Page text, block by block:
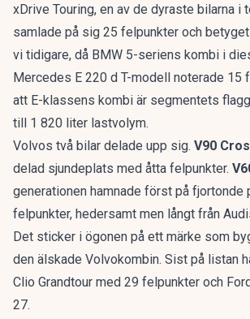
xDrive Touring, en av de dyraste bilarna i
samlade på sig 25 felpunkter och
vi tidigare, då BMW 5-seriens kombi i
Mercedes E 220 d T-modell noterade 15
att E-klassens kombi är segmentets
till 1 820 liter lastvolym.
Volvos två bilar delade upp sig. V90
delad sjundeplats med åtta felpunkter.
generationen hamnade först på fjortonde
felpunkter, hedersamt men långt från
Det sticker i ögonen på ett märke som
den älskade Volvokombin. Sist på listan
Clio Grandtour med 29 felpunkter och
27.